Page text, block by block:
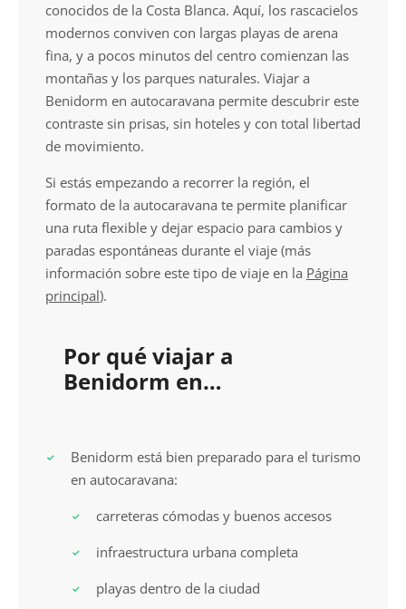
conocidos de la Costa Blanca. Aquí, los rascacielos
modernos conviven con largas playas de arena
fina, y a pocos minutos del centro comienzan las
montañas y los parques naturales. Viajar a
Benidorm en autocaravana permite descubrir este
contraste sin prisas, sin hoteles y con total libertad
de movimiento.
Si estás empezando a recorrer la región, el
formato de la autocaravana te permite planificar
una ruta flexible y dejar espacio para cambios y
paradas espontáneas durante el viaje (más
información sobre este tipo de viaje en la Página
principal).
Por qué viajar a
Benidorm en
Benidorm está bien preparado para el turismo
en autocaravana:
carreteras cómodas y buenos accesos
infraestructura urbana completa
playas dentro de la ciudad